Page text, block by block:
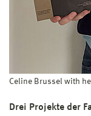
Celine Brussel with
Drei Projekte der